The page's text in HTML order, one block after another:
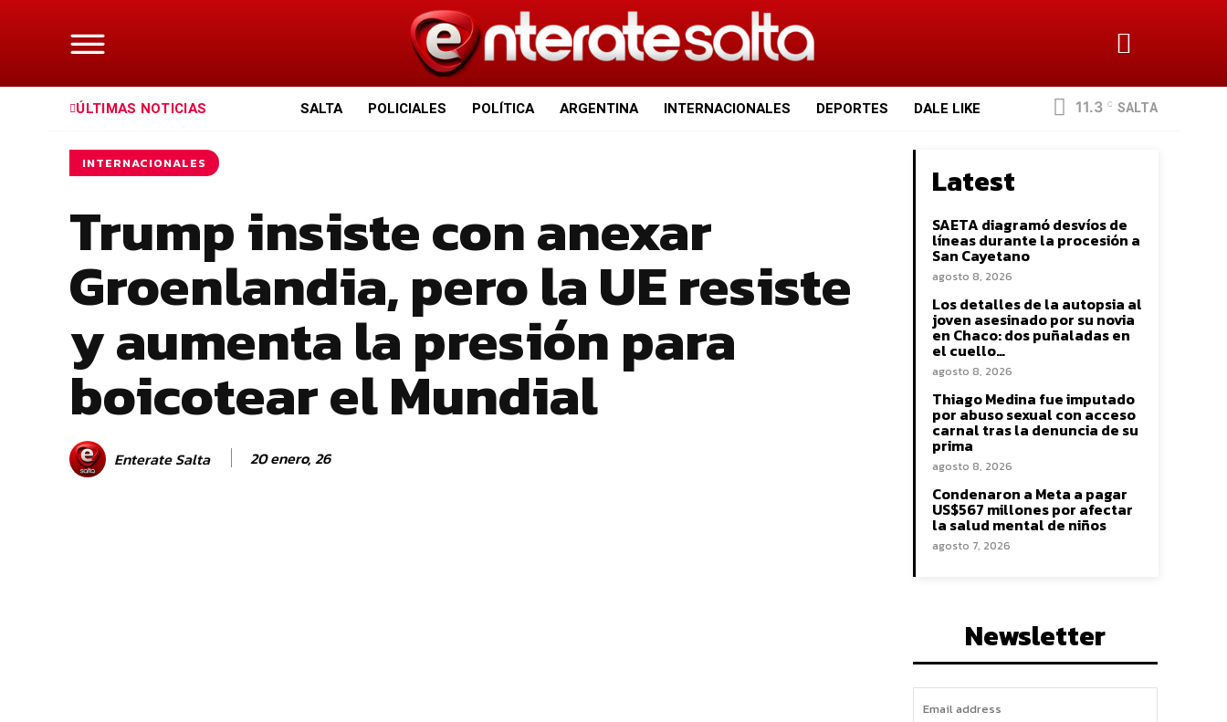
ÚLTIMAS NOTICIAS SALTA POLICIALES POLÍTICA ARGENTINA INTERNACIONALES DEPORTES DALE LIKE 11.3 C SALTA
INTERNACIONALES
Trump insiste con anexar
Groenlandia, pero la UE resiste
y aumenta la presión para
boicotear el Mundial
Enterate Salta 20 enero, 26
Latest
SAETA diagramó desvíos de
líneas durante la procesión a
San Cayetano
agosto 8, 2026
Los detalles de la autopsia al
joven asesinado por su novia
en Chaco: dos puñaladas en
el cuello…
agosto 8, 2026
Thiago Medina fue imputado
por abuso sexual con acceso
carnal tras la denuncia de su
prima
agosto 8, 2026
Condenaron a Meta a pagar
US$567 millones por afectar
la salud mental de niños
agosto 7, 2026
Newsletter